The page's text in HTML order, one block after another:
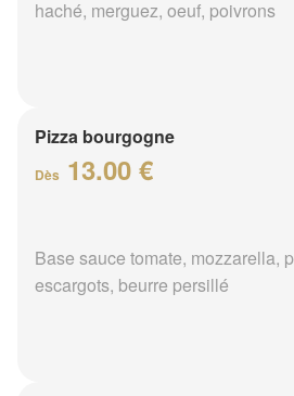
haché, merguez, oeuf, poivrons
Pizza bourgogne
Dès 13.00 €
Base sauce tomate, mozzarella,
escargots, beurre persillé